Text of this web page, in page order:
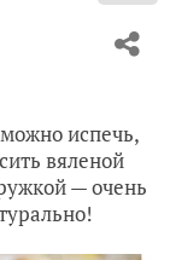
испечь,
вяленой
— очень